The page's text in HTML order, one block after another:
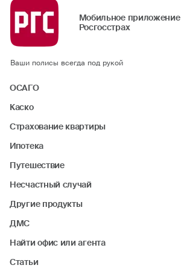
Мобильное приложение
Росгосстрах
Ваши полисы всегда под рукой
ОСАГО
Каско
Страхование квартиры
Ипотека
Путешествие
Несчастный случай
Другие продукты
ДМС
Найти офис или агента
Статьи